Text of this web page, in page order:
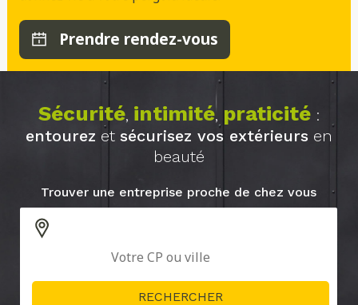
Prendre rendez-vous
Sécurité, intimité, praticité:
entourez et sécurisez vos extérieurs en
beauté
Trouver une entreprise proche de chez vous